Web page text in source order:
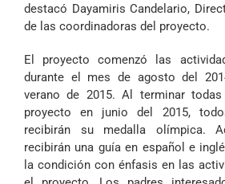
destacó Dayamiris Candelario,
de las coordinadoras del proyecto.
El proyecto comenzó las
durante el mes de agosto del
verano de 2015. Al terminar
proyecto en junio del 2015,
recibirán su medalla olímpica.
recibirán una guía en español e
la condición con énfasis en las